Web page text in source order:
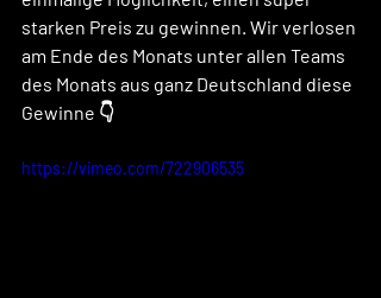
starken Preis zu gewinnen. Wir verlosen
am Ende des Monats unter allen Teams
des Monats aus ganz Deutschland diese
Gewinne 👇
https://vimeo.com/722906535